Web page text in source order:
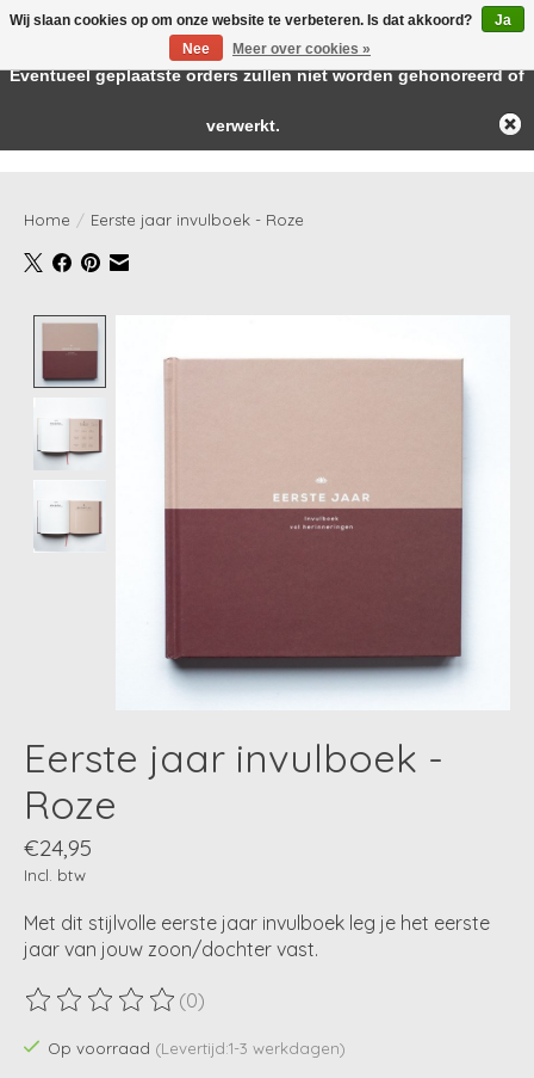
Home / Eerste jaar invulboek - Roze
Eerste jaar invulboek -
Roze
€24,95
Incl. btw
Met dit stijlvolle eerste jaar invulboek leg je het eerste
jaar van jouw zoon/dochter vast.
De beoordeling van dit product is
(0)
Op voorraad (Levertijd:1-3 werkdagen)
Wij slaan cookies op om onze website te verbeteren. Is dat akkoord?
Ja
Nee
Meer over cookies »
← Keer terug naar de backofficeDeze winkel is in aanbouw.
Eventueel geplaatste orders zullen niet worden gehonoreerd of
verwerkt.